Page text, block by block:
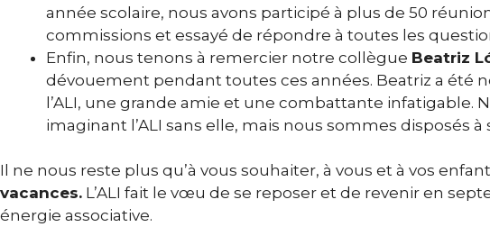
année scolaire, nous avons participé à plus de 50
commissions et essayé de répondre à toutes les
Enfin, nous tenons à remercier notre collègue Beatriz
dévouement pendant toutes ces années. Beatriz a été
l’ALI, une grande amie et une combattante infatigable.
imaginant l’ALI sans elle, mais nous sommes disposés
Il ne nous reste plus qu’à vous souhaiter, à vous et à vos
vacances. L’ALI fait le vœu de se reposer et de revenir en
énergie associative.